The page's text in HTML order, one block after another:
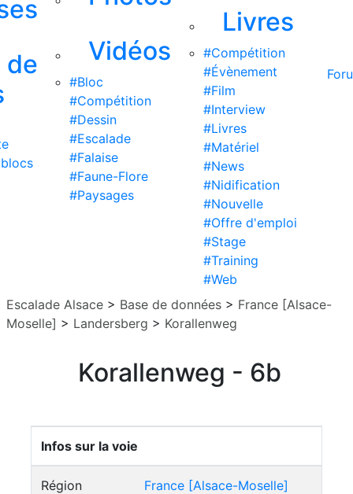
de
Vidéos
#Bloc
#Compétition
#Dessin
#Escalade
#Falaise
#Faune-Flore
#Paysages
Livres
#Compétition
#Évènement
#Film
#Interview
#Livres
#Matériel
#News
#Nidification
#Nouvelle
#Offre d'emploi
#Stage
#Training
#Web
Escalade Alsace > Base de données > France [Alsace-
Moselle] > Landersberg > Korallenweg
Korallenweg - 6b
Infos sur la voie
Région France [Alsace-Moselle]